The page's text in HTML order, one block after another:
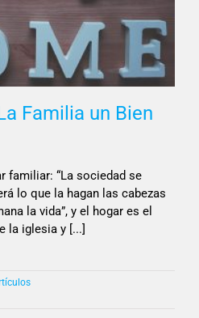
Familia un Bien
familiar: “La sociedad se
lo que la hagan las cabezas
la vida”, y el hogar es el
la iglesia y [...]